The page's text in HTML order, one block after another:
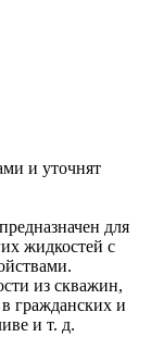
и уточнят
для
жидкостей с
из скважин,
гражданских и
и т. д.